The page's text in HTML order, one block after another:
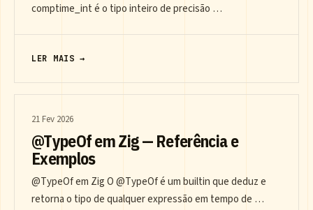
comptime_int é o tipo inteiro de precisão …
LER MAIS →
21 Fev 2026
@TypeOf em Zig — Referência e
Exemplos
@TypeOf em Zig O @TypeOf é um builtin que deduz e
retorna o tipo de qualquer expressão em tempo de …